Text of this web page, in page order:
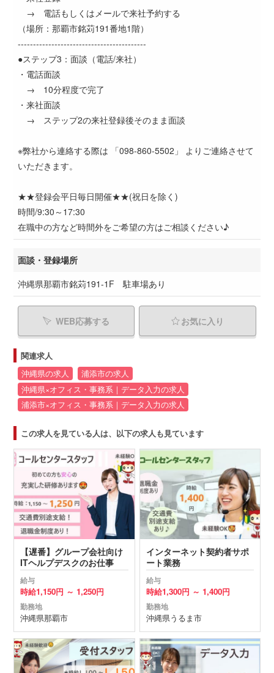
→ 電話もしくはメールで来社予約する
（場所：那覇市銘苅191番地1階）
------------------------------------------
●ステップ3：面談（電話/来社）
・電話面談
→ 10分程度で完了
・来社面談
→ ステップ2の来社登録後そのまま面談
※弊社から連絡する際は 「098-860-5502」 よりご連絡させて
いただきます。
★★登録会平日毎日開催★★(祝日を除く)
時間/9:30～17:30
在職中の方など時間外をご希望の方はご相談ください♪
面談・登録場所
沖縄県那覇市銘苅191-1F 駐車場あり
WEB応募する お気に入り
関連求人
沖縄県の求人
浦添市の求人
沖縄県×オフィス・事務系｜データ入力の求人
浦添市×オフィス・事務系｜データ入力の求人
この求人を見ている人は、以下の求人も見ています
【遅番】グループ会社向け
ITヘルプデスクのお仕事
給与
時給1,150円 ～ 1,250円
勤務地
沖縄県那覇市
インターネット契約者サポ
ート業務
給与
時給1,300円 ～ 1,400円
勤務地
沖縄県うるま市